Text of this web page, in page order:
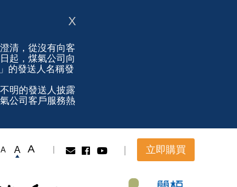
清，從沒有向客
起，煤氣公司向
的發送人名稱發
明的發送人披露
公司客戶服務熱
X
A A A 立即購買